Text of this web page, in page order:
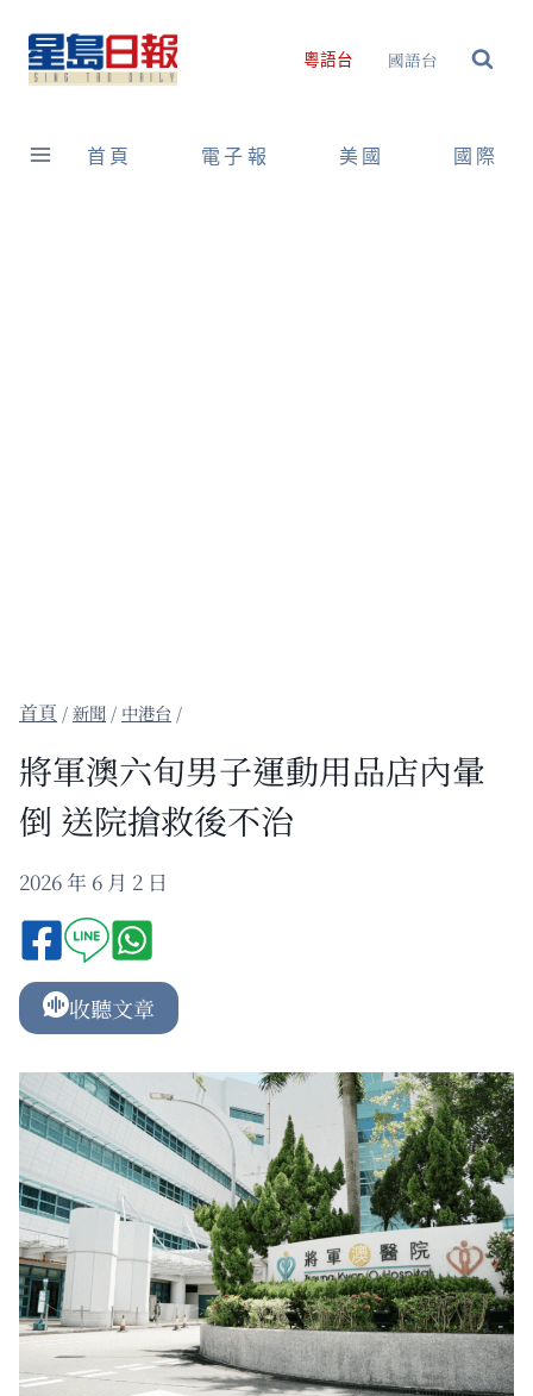
content
粵語台 國語台
首頁 電子報 美國 國際
/新聞 / 中港台 /
將軍澳六旬男子運動用品店內暈
倒 送院搶救後不治
2026 年 6 月 2 日
收聽文章